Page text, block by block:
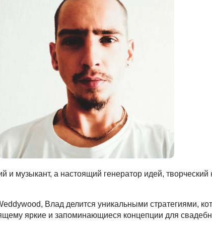
музыкант, а настоящий генератор идей, творческий
Влад делится уникальными стратегиями,
яркие и запоминающиеся концепции для